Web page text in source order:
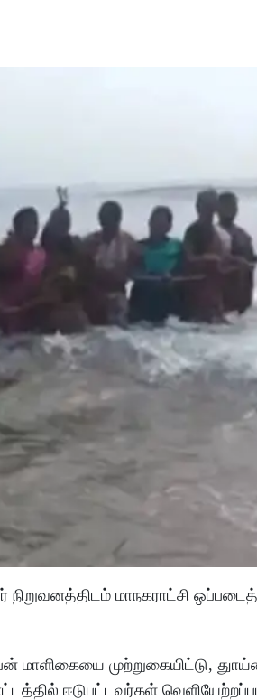
மாநகராட்சி
மாளிகையை முற்றுகையிட்டு,
ஈடுபட்டவர்கள்